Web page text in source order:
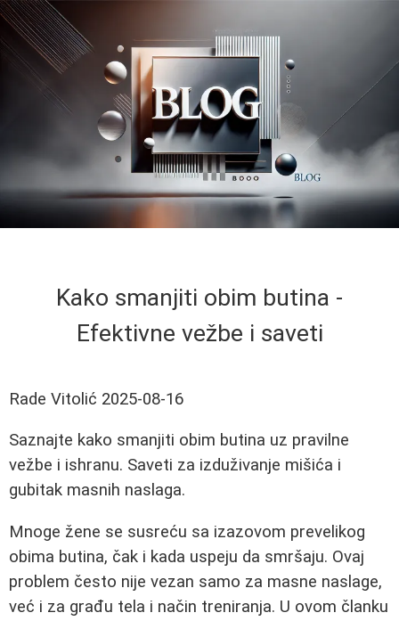
Kako smanjiti obim butina -
Efektivne vežbe i saveti
Rade Vitolić 2025-08-16
Saznajte kako smanjiti obim butina uz pravilne
vežbe i ishranu. Saveti za izduživanje mišića i
gubitak masnih naslaga.
Mnoge žene se susreću sa izazovom prevelikog
obima butina, čak i kada uspeju da smršaju. Ovaj
problem često nije vezan samo za masne naslage,
već i za građu tela i način treniranja. U ovom članku